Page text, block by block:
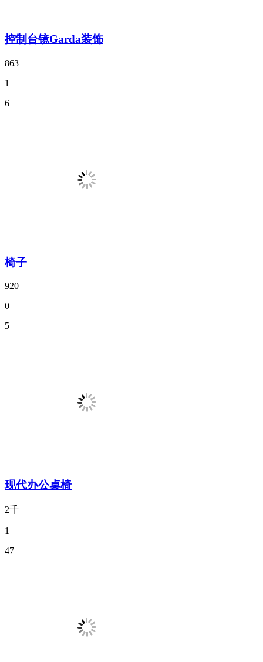
控制台镜Garda装饰
863
1
6
椅子
920
0
5
现代办公桌椅
2千
1
47